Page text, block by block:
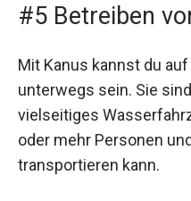
#5 Betreiben
Mit Kanus kannst du
unterwegs sein. Sie
vielseitiges
oder mehr Personen
transportieren kann.